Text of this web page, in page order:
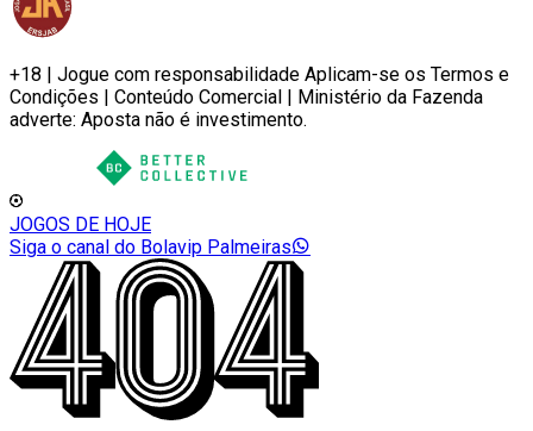
+18 | Jogue com responsabilidade Aplicam-se os Termos e
Condições | Conteúdo Comercial | Ministério da Fazenda
adverte: Aposta não é investimento.
JOGOS DE HOJE
Siga o canal do Bolavip Palmeiras